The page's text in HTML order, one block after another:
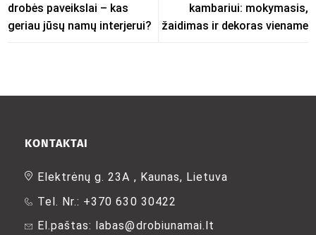
drobės paveikslai – kas
geriau jūsų namų interjerui?
kambariui: mokymasis,
žaidimas ir dekoras viename
KONTAKTAI
Elektrėnų g. 23A , Kaunas, Lietuva
Tel. Nr.: +370 630 30422
El.paštas: labas@drobiunamai.lt